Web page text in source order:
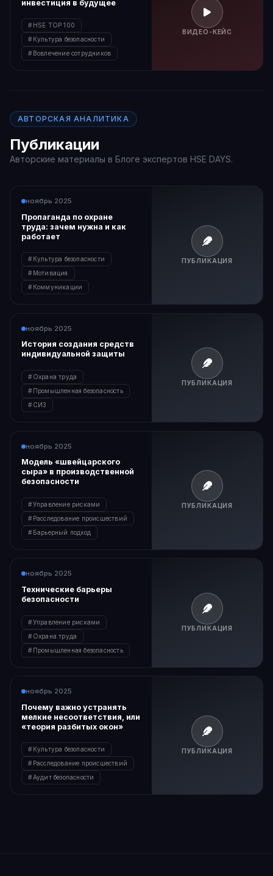
инвестиция в будущее
HSE TOP 100
Культура безопасности
Вовлечение сотрудников
ВИДЕО-КЕЙС
АВТОРСКАЯ АНАЛИТИКА
Публикации
Авторские материалы в Блоге экспертов HSE DAYS.
ноябрь 2025
Пропаганда по охране
труда: зачем нужна и как
работает
Культура безопасности
Мотивация
Коммуникации
ПУБЛИКАЦИЯ
ноябрь 2025
История создания средств
индивидуальной защиты
Охрана труда
Промышленная безопасность
СИЗ
ПУБЛИКАЦИЯ
ноябрь 2025
Модель «швейцарского
сыра» в производственной
безопасности
Управление рисками
Расследование происшествий
Барьерный подход
ПУБЛИКАЦИЯ
ноябрь 2025
Технические барьеры
безопасности
Управление рисками
Охрана труда
Промышленная безопасность
ПУБЛИКАЦИЯ
ноябрь 2025
Почему важно устранять
мелкие несоответствия, или
«теория разбитых окон»
Культура безопасности
Расследование происшествий
Аудит безопасности
ПУБЛИКАЦИЯ